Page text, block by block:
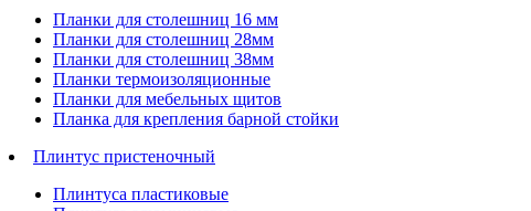
Планки для столешниц 16 мм
Планки для столешниц 28мм
Планки для столешниц 38мм
Планки термоизоляционные
Планки для мебельных щитов
Планка для крепления барной стойки
Плинтус пристеночный
Плинтуса пластиковые